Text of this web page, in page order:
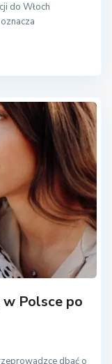
do Włoch
w Polsce po
dbać o